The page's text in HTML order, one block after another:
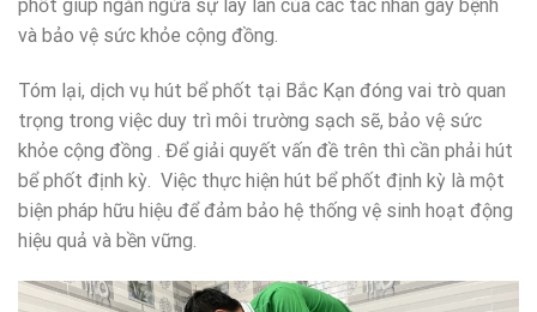
phốt giúp ngăn ngừa sự lây lan của các tác nhân gây bệnh
và bảo vệ sức khỏe cộng đồng.
Tóm lại, dịch vụ hút bể phốt tại Bắc Kạn đóng vai trò quan
trọng trong việc duy trì môi trường sạch sẽ, bảo vệ sức
khỏe cộng đồng . Để giải quyết vấn đề trên thì cần phải hút
bể phốt định kỳ. Việc thực hiện hút bể phốt định kỳ là một
biện pháp hữu hiệu để đảm bảo hệ thống vệ sinh hoạt động
hiệu quả và bền vững.